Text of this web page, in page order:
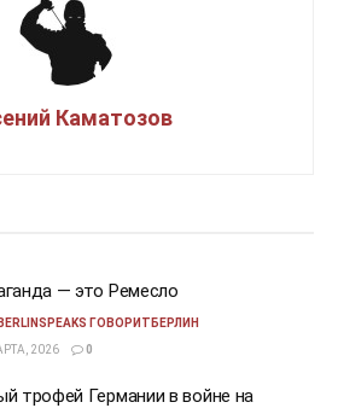
Каматозов
— это Ремесло
BERLINSPEAKS ГОВОРИТБЕРЛИН
2026
0
трофей Германии в войне на